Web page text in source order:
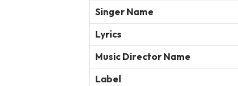
Singer Name
Lyrics
Music Director Name
Label